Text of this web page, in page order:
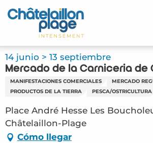
Aller
au
principal
Inicio – ES
Descubra
Actividades
Citas
14 junio > 13 septiembre
Mercado de la Carnicería de
MANIFESTACIONES COMERCIALES MERCADO
PRODUCTOS DE LA TIERRA
PESCA/OSTRICULTURA
Place André Hesse Les
Châtelaillon-Plage
Cómo llegar